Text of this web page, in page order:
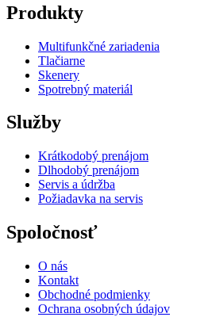
Produkty
Multifunkčné zariadenia
Tlačiarne
Skenery
Spotrebný materiál
Služby
Krátkodobý prenájom
Dlhodobý prenájom
Servis a údržba
Požiadavka na servis
Spoločnosť
O nás
Kontakt
Obchodné podmienky
Ochrana osobných údajov